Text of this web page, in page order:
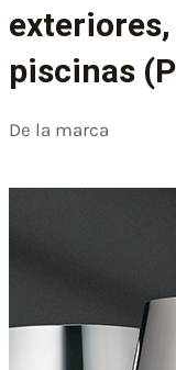
piscinas
De la marca